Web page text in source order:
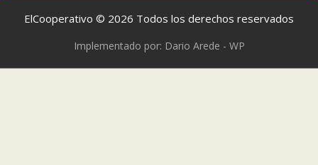
ElCooperativo © 2026 Todos los derechos reservados